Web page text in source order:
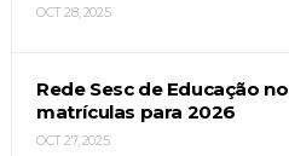
OCT 28, 2025
Rede Sesc de Educação
matrículas para 2026
OCT 27, 2025